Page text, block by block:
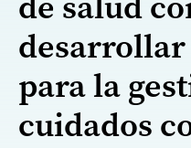
para la
cuidados